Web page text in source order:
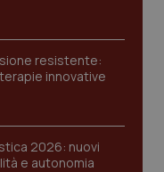
resistente:
innovative
2026: nuovi
e autonomia